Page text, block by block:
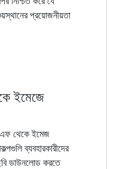
প্রয়োজনীয়তা
ইমেজে
থেকে ইমেজ
ব্যবহারকারীদের
ডাউনলোড করতে